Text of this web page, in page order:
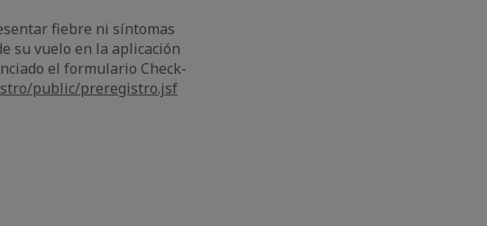
fiebre ni síntomas
su vuelo en la aplicación
el formulario Check-
public/preregistro.jsf